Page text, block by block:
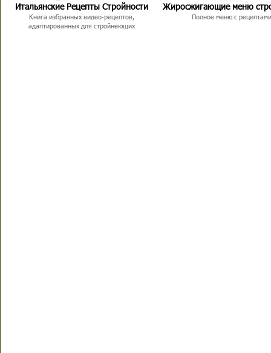
Итальянские Рецепты Стройности
Книга избранных видео-рецептов,
адаптированных для стройнеющих
Жиросжигающие меню
Полное меню с рецептами